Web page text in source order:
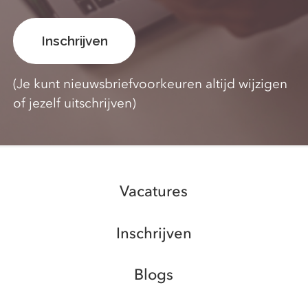
(Je kunt nieuwsbriefvoorkeuren altijd wijzigen
of jezelf uitschrijven)
Vacatures
Inschrijven
Blogs